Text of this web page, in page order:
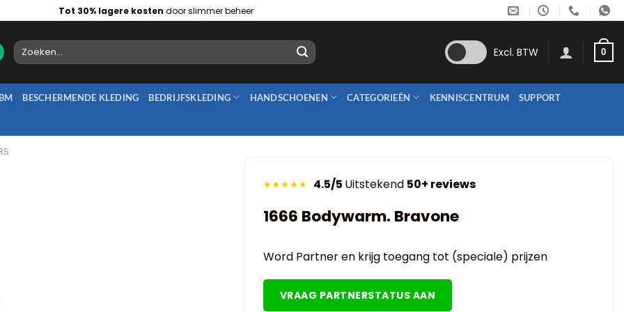
Tot 30% lagere kosten door slimmer beheer
Zoeken
naar:
Excl. BTW 0
BESCHERMENDE KLEDING BEDRIJFSKLEDING HANDSCHOENEN CATEGORIEËN KENNISCENTRUM SUPPORT
4.5/5 Uitstekend 50+ reviews
1666 Bodywarm. Bravone
Word Partner en krijg toegang tot (speciale) prijzen
VRAAG PARTNERSTATUS AAN